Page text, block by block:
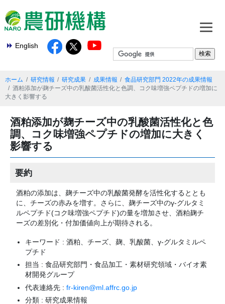
English
ホーム 研究情報 研究成果 成果情報
食品研究部門 2022年の成果情報
酒粕添加が麹チーズ中の乳酸菌活性化と色調、コク味増強ペプチドの増加に
大きく影響する
酒粕添加が麹チーズ中の乳酸菌活性化と色
調、コク味増強ペプチドの増加に大きく
影響する
要約
酒粕の添加は、麹チーズ中の乳酸菌発酵を活性化するととも
に、チーズの赤みを増す。さらに、麹チーズ中のγ-グルタミ
ルペプチド(コク味増強ペプチド)の量を増加させ、酒粕麹チ
ーズの差別化・付加価値向上が期待される。
キーワード : 酒粕、チーズ、麹、乳酸菌、γ-グルタミルペ
プチド
担当 : 食品研究部門・食品加工・素材研究領域・バイオ素
材開発グループ
代表連絡先 : fr-kiren@ml.affrc.go.jp
分類 : 研究成果情報